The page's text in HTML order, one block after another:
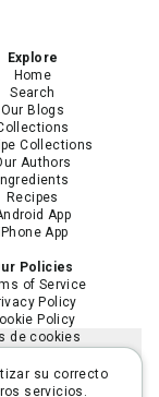
Explore
Home
Search
Our Blogs
Collections
Authors
Ingredients
Recipes
App
App
Policies
of Service
Policy
Policy
de cookies
personal
de mi información
su correcto
servicios.